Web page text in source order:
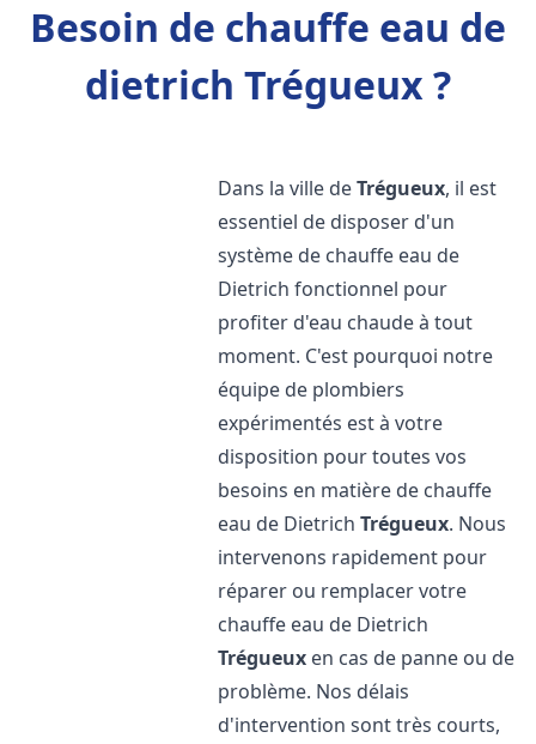
Besoin de chauffe eau de
dietrich Trégueux ?
Dans la ville deTrégueux, il est
essentiel de disposer d'un
système de chauffe eau de
Dietrich fonctionnel pour
profiter d'eau chaude à tout
moment. C'est pourquoi notre
équipe de plombiers
expérimentés est à votre
disposition pour toutes vos
besoins en matière de chauffe
eau de DietrichTrégueux. Nous
intervenons rapidement pour
réparer ou remplacer votre
chauffe eau de Dietrich
Trégueux en cas de panne ou de
problème. Nos délais
d'intervention sont très courts,